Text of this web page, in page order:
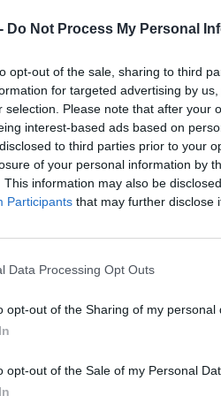
Do Not Process My Personal
opt-out of the sale, sharing to third
for targeted advertising by
selection. Please note that after your
interest-based ads based on
to third parties prior to your
of your personal information by
This information may also be
Participants that may further disclose
Data Processing Opt Outs
opt-out of the Sharing of my personal
opt-out of the Sale of my Personal
hogy jóváhagyást kapott
hektáros alapterületen készül el.
hiszen a Forum Mobility egy
biztos lesz ezekre a
Boarda közelmúltban
összes közúti
Matt LeDucq, a Forum Mobility
tehergépjárművek számára,
üzemeltetők, fuvarozók és
nulla kibocsátású
hozzáférést biztosítson a